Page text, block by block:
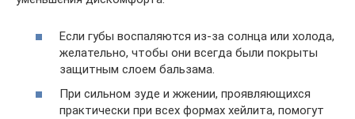
Если губы воспаляются из-за солнца или холода,
желательно, чтобы они всегда были покрыты
защитным слоем бальзама.
При сильном зуде и жжении, проявляющихся
практически при всех формах хейлита, помогут